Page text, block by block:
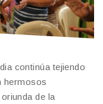
continúa tejiendo
hermosos
de la